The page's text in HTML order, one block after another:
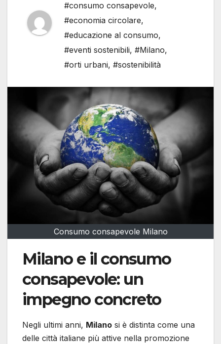
#consumo consapevole,
#economia circolare,
#educazione al consumo,
#eventi sostenibili, #Milano,
#orti urbani, #sostenibilità
Consumo consapevole Milano
Milano e il consumo
consapevole: un
impegno concreto
Negli ultimi anni, Milano si è distinta come una
delle città italiane più attive nella promozione